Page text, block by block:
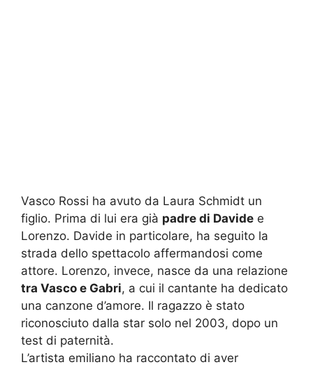
Vasco Rossi ha avuto da Laura Schmidt un
figlio. Prima di lui era già padre di Davide e
Lorenzo. Davide in particolare, ha seguito la
strada dello spettacolo affermandosi come
attore. Lorenzo, invece, nasce da una relazione
tra Vasco e Gabri, a cui il cantante ha dedicato
una canzone d’amore. Il ragazzo è stato
riconosciuto dalla star solo nel 2003, dopo un
test di paternità.
L’artista emiliano ha raccontato di aver